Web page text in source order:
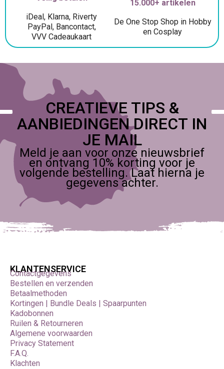
iDeal, Klarna, Riverty
PayPal, Bancontact,
VVV Cadeaukaart
15.000+ artikelen
De One Stop Shop in Hobby
en Cosplay
CREATIEVE TIPS &
AANBIEDINGEN DIRECT IN
JE MAIL
Meld je aan voor onze nieuwsbrief
en ontvang 10% korting voor je
volgende bestelling. Laat hierna je
gegevens achter.
KLANTENSERVICE
Contactgegevens
Bestellen en verzenden
Betaalmethoden
Kortingen | Bundle Deals | Spaarpunten
Kadobonnen
Ruilen & Retourneren
Algemene voorwaarden
Privacy Statement
F.A.Q.
Klachten